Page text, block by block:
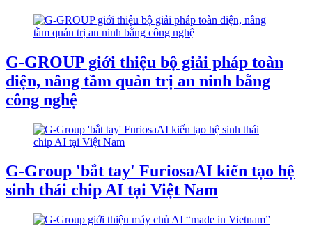
G-GROUP giới thiệu bộ giải pháp toàn
diện, nâng tầm quản trị an ninh bằng
công nghệ
G-Group 'bắt tay' FuriosaAI kiến tạo hệ
sinh thái chip AI tại Việt Nam